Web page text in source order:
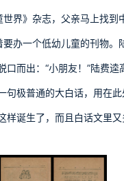
界》杂志，父亲马上找到
办一个低幼儿童的刊物。
口而出：“小朋友！”陆费逵
句极普通的大白话，用在
样诞生了，而且白话文里